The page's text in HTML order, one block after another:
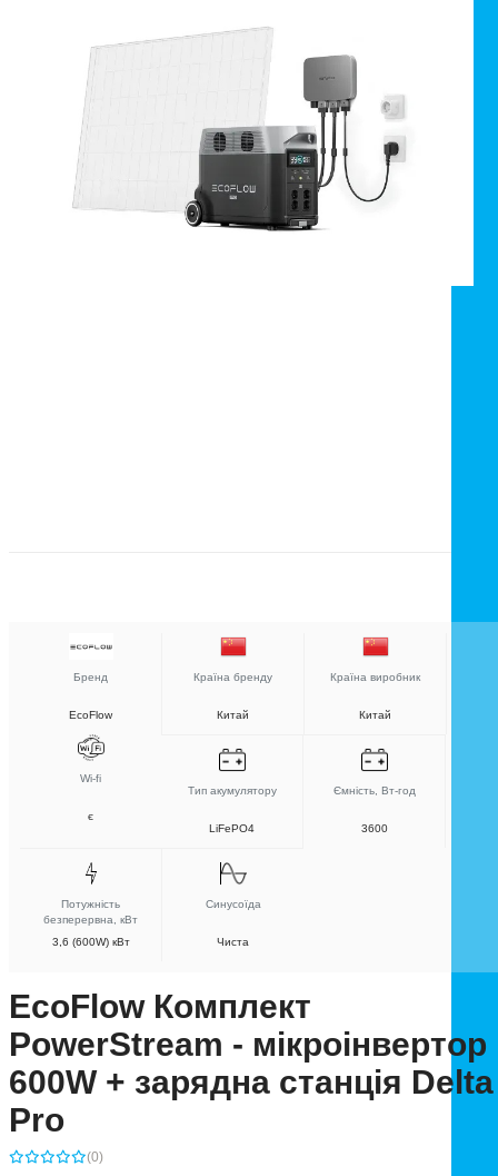
Бренд
EcoFlow
Країна бренду
Китай
Країна виробник
Китай
Wi-fi
є
Тип акумулятору
LiFePO4
Ємність, Вт-год
3600
Потужність
безперервна, кВт
3,6 (600W) кВт
Синусоїда
Чиста
EcoFlow Комплект
PowerStream - мікроінвертор
600W + зарядна станція Delta
Pro
(0)